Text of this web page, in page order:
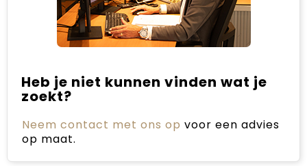
Heb je niet kunnen vinden wat je
zoekt?
Neem contact met ons op voor een advies
op maat.